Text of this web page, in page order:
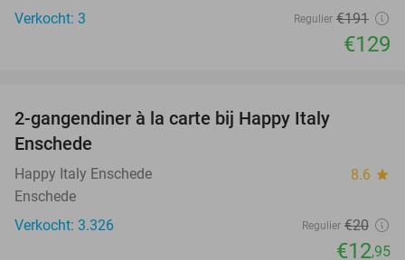
Verkocht: 3
Regulier €191
€129
2-gangendiner à la carte bij Happy Italy
Enschede
Happy Italy Enschede 8.6 star
Enschede
Verkocht: 3.326
Regulier €20
€12,95